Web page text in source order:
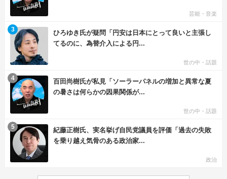
芸能・音楽
ひろゆき氏が疑問「円安は日本にとって良いと主張し
てるのに、為替介入による円...
世の中・話題
3
百田尚樹氏が私見「ソーラーパネルの増加と異常な夏
の暑さは何らかの因果関係が...
世の中・話題
4
紀藤正樹氏、実名挙げ自民党議員を評価「過去の失敗
を乗り越え気骨のある政治家...
政治
5